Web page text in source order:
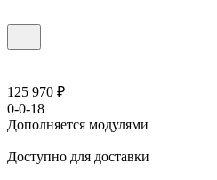
125 970 ₽
0-0-18
Дополняется модулями
Доступно для доставки